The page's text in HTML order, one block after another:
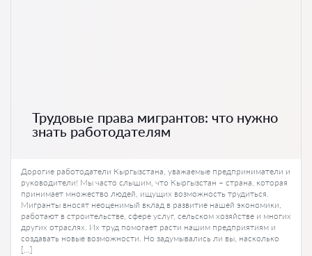
Трудовые права мигрантов: что нужно
знать работодателям
Дорогие работодатели Кыргызстана, уважаемые предприниматели и
руководители! Мы часто слышим, что Кыргызстан – страна, которая
принимает множество людей, ищущих возможность трудиться.
Мигранты вносят неоценимый вклад в развитие нашей экономики,
работают в строительстве, сфере услуг, сельском хозяйстве и многих
других отраслях. Их труд помогает расти нашим предприятиям и
создавать новые возможности. Но задумывались ли вы, насколько
[…]